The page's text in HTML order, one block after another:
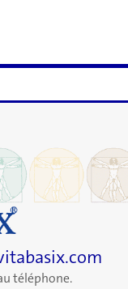
téléphone.